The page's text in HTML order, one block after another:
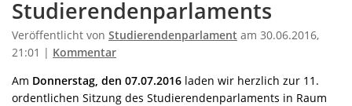
Studierendenparlaments
Veröffentlicht von Studierendenparlament am 30.06.2016,
21:01 | Kommentar
Am Donnerstag, den 07.07.2016 laden wir herzlich zur 11.
ordentlichen Sitzung des Studierendenparlaments in Raum